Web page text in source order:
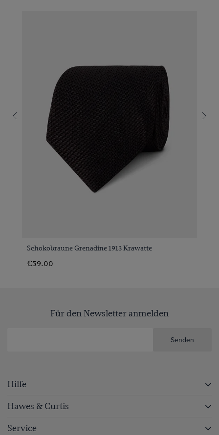
Schokobraune Grenadine 1913 Krawatte
€59.00
Für den Newsletter anmelden
Senden
Hilfe
Hawes & Curtis
Service